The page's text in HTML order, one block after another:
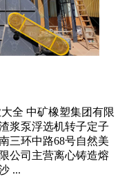
全 中矿橡塑集团有限
浆泵浮选机转子定子
三环中路68号自然美
公司主营离心铸造熔
...